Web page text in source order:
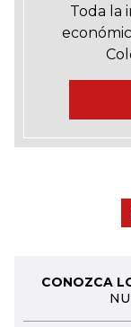
Toda la
CONOZCA